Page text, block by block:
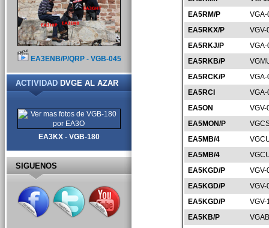
EA5RM/P
EA5RKX/P
VGV-
EA5RKJ/P
EA5RKB/P
EA5RCK/P
EA5RCI
EA5ON
VGV-
EA5MON/P
EA5MB/4
EA5MB/4
EA5KGD/P
VGV-
EA5KGD/P
VGV-
EA5KGD/P
VGV-
EA5KB/P
EA3ENB/P/QRP - VGB-045
ACTIVIDADDVGE AL AZAR
EA3KX - VGB-180
SIGUENOS